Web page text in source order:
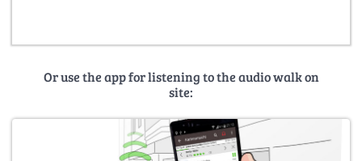
Or use the app for listening to the audio walk on
site: